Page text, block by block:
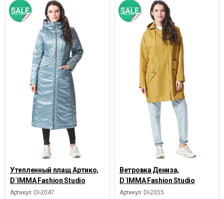
Утепленный плащ Артико,
D`IMMA Fashion Studio
Артикул: DI-2047
Ветровка Дениза,
D`IMMA Fashion Studio
Артикул: DI-2055